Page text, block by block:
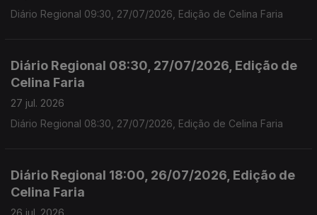
Diário Regional 09:30, 27/07/2026, Edição de Celina Faria
Diário Regional 08:30, 27/07/2026, Edição de
Celina Faria
27 jul. 2026
Diário Regional 08:30, 27/07/2026, Edição de Celina Faria
Diário Regional 18:00, 26/07/2026, Edição de
Celina Faria
26 jul. 2026